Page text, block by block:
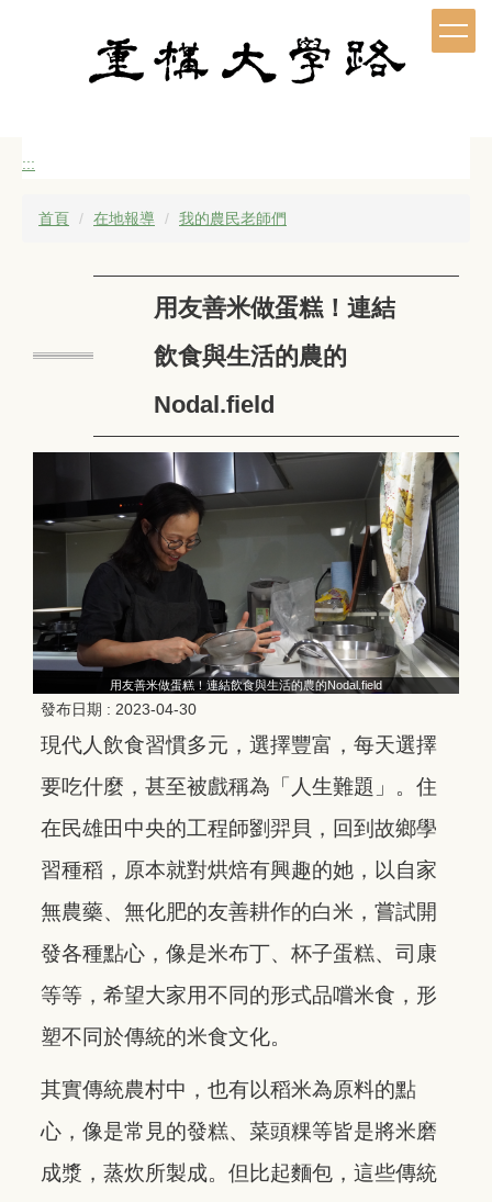
:::
首頁 在地報導 我的農民老師們
用友善米做蛋糕！連結
飲食與生活的農的
Nodal.field
用友善米做蛋糕！連結飲食與生活的農的Nodal.field
發布日期 : 2023-04-30
現代人飲食習慣多元，選擇豐富，每天選擇
要吃什麼，甚至被戲稱為「人生難題」。住
在民雄田中央的工程師劉羿貝，回到故鄉學
習種稻，原本就對烘焙有興趣的她，以自家
無農藥、無化肥的友善耕作的白米，嘗試開
發各種點心，像是米布丁、杯子蛋糕、司康
等等，希望大家用不同的形式品嚐米食，形
塑不同於傳統的米食文化。
其實傳統農村中，也有以稻米為原料的點
心，像是常見的發糕、菜頭粿等皆是將米磨
成漿，蒸炊所製成。但比起麵包，這些傳統